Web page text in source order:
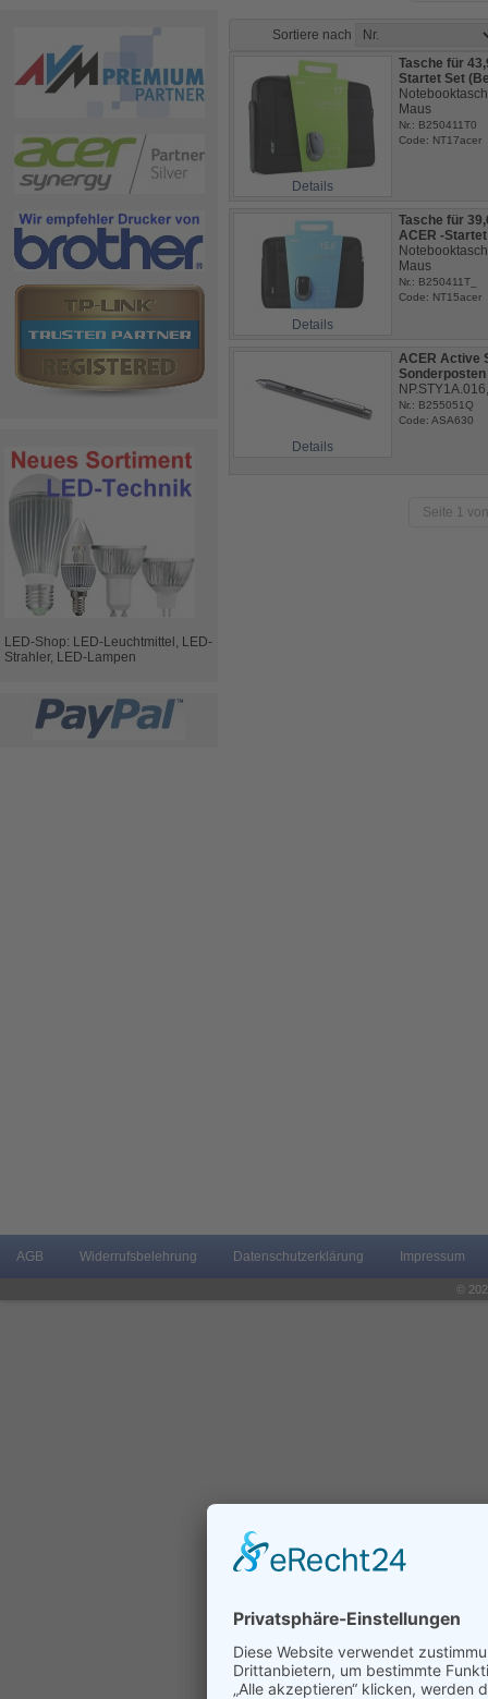
LED-Shop: LED-Leuchtmittel, LED-
Strahler, LED-Lampen
Sortiere nach
Details
Tasche für
Startet Set
Maus
Nr.: B250411T0
Code: NT17acer
Details
Tasche für
ACER -
Maus
Nr.: B250411T_
Code: NT15acer
Details
ACER Active
Sonderposten
Nr.: B255051Q
Code: ASA630
Seite 1
AGB Widerrufsbelehrung Datenschutzerklärung Impressum
©